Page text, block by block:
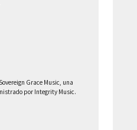
Grace Music, una
por Integrity Music.